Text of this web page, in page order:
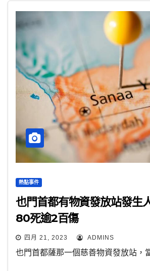
熱點事件
也門首都有物資發放站發生
80死逾2百傷
四月 21, 2023 ADMINS
也門首都薩那一個慈善物資發放站，